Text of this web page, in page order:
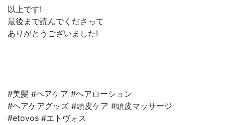
以上です!
最後まで読んでくださって
ありがとうございました!
#美髪 #ヘアケア #ヘアローション
#ヘアケアグッズ #頭皮ケア #頭皮マッサージ
#etovos #エトヴォス